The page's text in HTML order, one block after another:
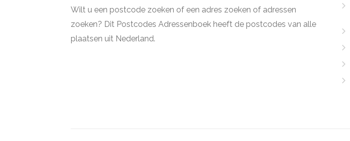
Wilt u een postcode zoeken of een adres zoeken of adressen
zoeken? Dit Postcodes Adressenboek heeft de postcodes van alle
plaatsen uit Nederland.